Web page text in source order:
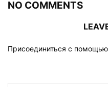
NO COMMENTS
Присоединиться с